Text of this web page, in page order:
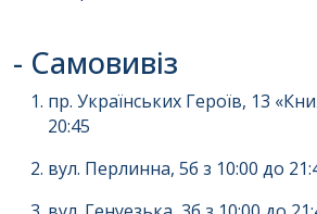
- Самовивіз
пр. Українських Героїв, 13
20:45
вул. Перлинна, 5б з 10:00 до